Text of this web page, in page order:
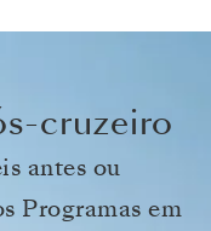
cruzeiro
antes ou
Programas em